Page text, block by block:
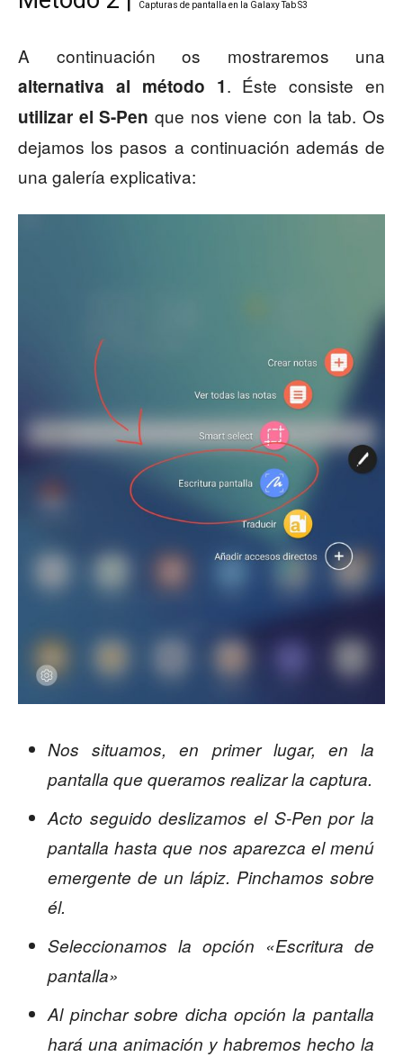
Capturas de pantalla en la Galaxy Tab S3
A continuación os mostraremos una
alternativa al método 1. Éste consiste en
utilizar el S-Pen que nos viene con la tab. Os
dejamos los pasos a continuación además de
una galería explicativa:
Nos situamos, en primer lugar, en la
pantalla que queramos realizar la captura.
Acto seguido deslizamos el S-Pen por la
pantalla hasta que nos aparezca el menú
emergente de un lápiz. Pinchamos sobre
él.
Seleccionamos la opción «Escritura de
pantalla»
Al pinchar sobre dicha opción la pantalla
hará una animación y habremos hecho la